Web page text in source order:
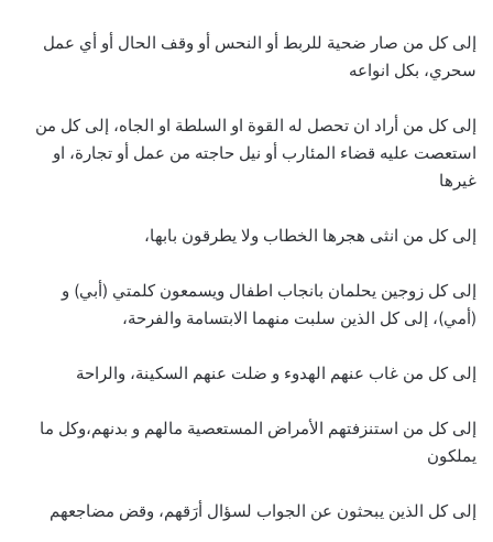
إلى كل من صار ضحية للربط أو النحس أو وقف الحال أو أي عمل
سحري، بكل انواعه
إلى كل من أراد ان تحصل له القوة او السلطة او الجاه، إلى كل من
استعصت عليه قضاء المئارب أو نيل حاجته من عمل أو تجارة، او
غيرها
إلى كل من انثى هجرها الخطاب ولا يطرقون بابها،
إلى كل زوجين يحلمان بانجاب اطفال ويسمعون كلمتي (أبي) و
(أمي)، إلى كل الذين سلبت منهما الابتسامة والفرحة،
إلى كل من غاب عنهم الهدوء و ضلت عنهم السكينة، والراحة
إلى كل من استنزفتهم الأمراض المستعصية مالهم و بدنهم،وكل ما
يملكون
إلى كل الذين يبحثون عن الجواب لسؤال أرَقهم، وقض مضاجعهم